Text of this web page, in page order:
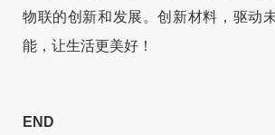
物联的创新和发展。创新材料，驱动
能，让生活更美好！
END